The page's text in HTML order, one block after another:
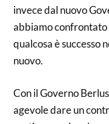
invece dal nuovo
abbiamo
qualcosa è successo
nuovo.
Con il Governo
agevole dare un